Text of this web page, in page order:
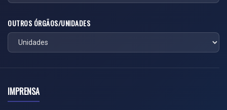
OUTROS ÓRGÃOS/UNIDADES
IMPRENSA